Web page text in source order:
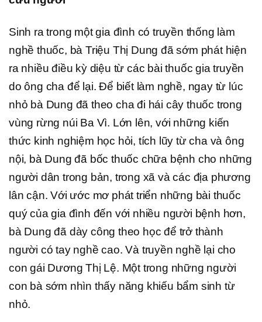
Sinh ra trong một gia đình có truyền thống làm
nghề thuốc, bà Triệu Thị Dung đã sớm phát hiện
ra nhiều điều kỳ diệu từ các bài thuốc gia truyền
do ông cha để lại. Để biết làm nghề, ngay từ lúc
nhỏ bà Dung đã theo cha đi hái cây thuốc trong
vùng rừng núi Ba Vì. Lớn lên, với những kiến
thức kinh nghiệm học hỏi, tích lũy từ cha và ông
nội, bà Dung đã bốc thuốc chữa bệnh cho những
người dân trong bản, trong xã và các địa phương
lân cận. Với ước mơ phát triển những bài thuốc
quý của gia đình đến với nhiều người bệnh hơn,
bà Dung đã dày công theo học để trở thành
người có tay nghề cao. Và truyền nghề lại cho
con gái Dương Thị Lệ. Một trong những người
con bà sớm nhìn thấy năng khiếu bẩm sinh từ
nhỏ.